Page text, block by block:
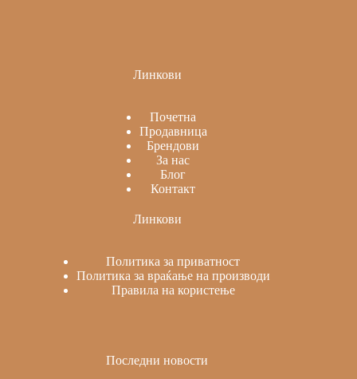
Линкови
Почетна
Продавница
Брендови
За нас
Блог
Контакт
Линкови
Политика за приватност
Политика за враќање на производи
Правила на користење
Последни новости